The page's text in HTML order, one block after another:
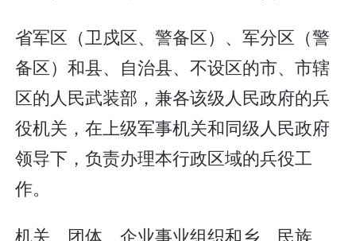
省军区（卫戍区、警备区）、军分区（警
备区）和县、自治县、不设区的市、市辖
区的人民武装部，兼各该级人民政府的兵
役机关，在上级军事机关和同级人民政府
领导下，负责办理本行政区域的兵役工
作。
机关、团体、企业事业组织和乡、民族